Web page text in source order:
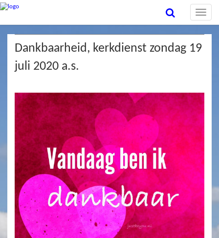
Toggle
Dankbaarheid, kerkdienst zondag 19
juli 2020 a.s.